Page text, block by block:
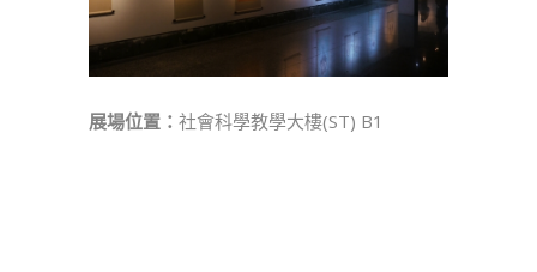
展場位置： 社會科學教學大樓(ST) B1